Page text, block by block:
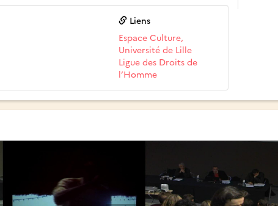
Liens
Espace Culture,
Université de Lille
Ligue des Droits de
l’Homme